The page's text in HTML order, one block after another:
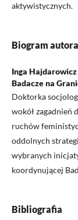
aktywistycznych.
Biogram autora
Inga
Badacze na
Doktorka
wokół zagadnień
ruchów
oddolnych
wybranych
koordynującej
Bibliografia